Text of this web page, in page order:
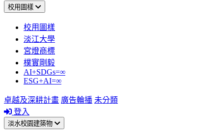
校用圖樣
校用圖樣
淡江大學
宮燈商標
樸實剛毅
AI+SDGs=∞
ESG+AI=∞
卓越及深耕計畫 廣告輪播 未分類
登入
淡水校園建築物